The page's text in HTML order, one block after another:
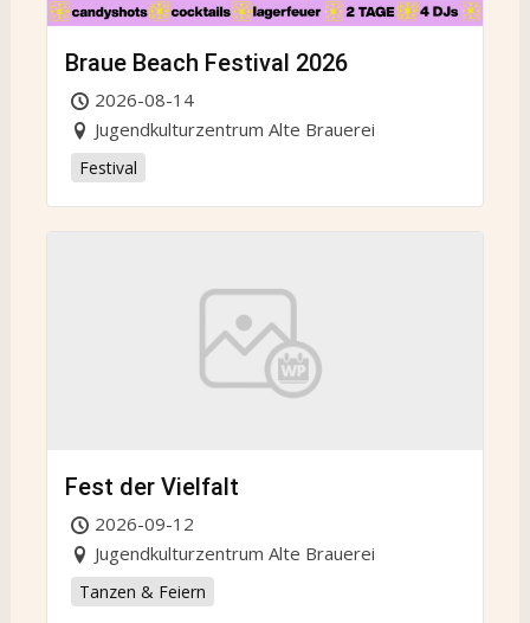
Braue Beach Festival 2026
2026-08-14
Jugendkulturzentrum Alte Brauerei
Festival
Fest der Vielfalt
2026-09-12
Jugendkulturzentrum Alte Brauerei
Tanzen & Feiern